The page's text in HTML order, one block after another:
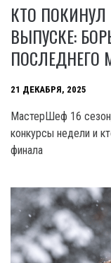
КТО ПОКИНУЛ
ВЫПУСКЕ:
ПОСЛЕДНЕГО
21 ДЕКАБРЯ, 2025
МастерШеф 16
конкурсы недели и
финала